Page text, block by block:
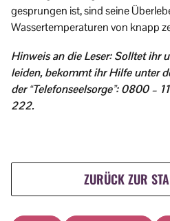
gesprungen ist, sind seine
Wassertemperaturen von knapp
Hinweis an die Leser:Solltet ihr
leiden, bekommt ihr Hilfe unter
der “Telefonseelsorge”: 0800 –
222.
ZURÜCK ZUR